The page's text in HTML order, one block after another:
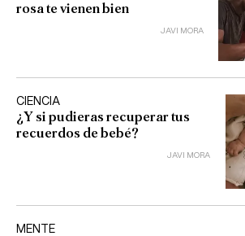
rosa te vienen bien
JAVI MORA
CIENCIA
¿Y si pudieras recuperar tus
recuerdos de bebé?
JAVI MORA
MENTE